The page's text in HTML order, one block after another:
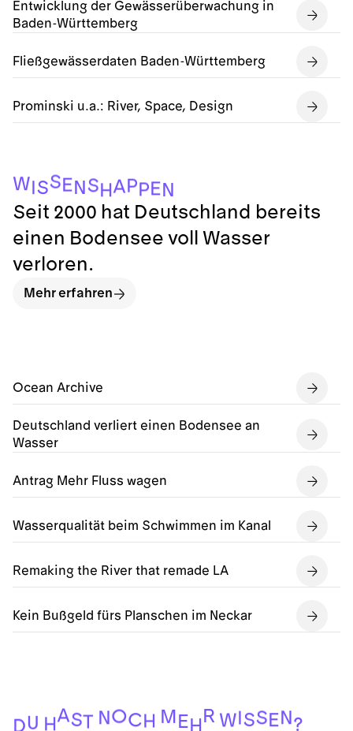
Entwicklung der Gewässerüberwachung in
Baden-Württemberg
Fließgewässerdaten Baden-Württemberg
Prominski u.a.: River, Space, Design
Ocean Archive
Deutschland verliert einen Bodensee an
Wasser
Antrag Mehr Fluss wagen
Wasserqualität beim Schwimmen im Kanal
Remaking the River that remade LA
Kein Bußgeld fürs Planschen im Neckar
WISS E N SHA PPEN
Seit 2000 hat Deutschland bereits
einen Bodensee voll Wasser
verloren.
Mehr erfahren
DU HAST N OC H M EH R WISS E N ?